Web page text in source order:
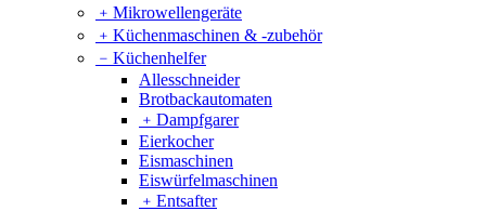
﹢ Mikrowellengeräte
﹢ Küchenmaschinen & -zubehör
﹣ Küchenhelfer
Allesschneider
Brotbackautomaten
﹢ Dampfgarer
Eierkocher
Eismaschinen
Eiswürfelmaschinen
﹢ Entsafter